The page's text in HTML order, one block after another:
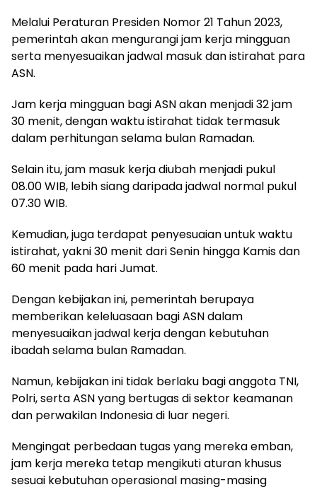
Melalui Peraturan Presiden Nomor 21 Tahun 2023,
pemerintah akan mengurangi jam kerja mingguan
serta menyesuaikan jadwal masuk dan istirahat para
ASN.
Jam kerja mingguan bagi ASN akan menjadi 32 jam
30 menit, dengan waktu istirahat tidak termasuk
dalam perhitungan selama bulan Ramadan.
Selain itu, jam masuk kerja diubah menjadi pukul
08.00 WIB, lebih siang daripada jadwal normal pukul
07.30 WIB.
Kemudian, juga terdapat penyesuaian untuk waktu
istirahat, yakni 30 menit dari Senin hingga Kamis dan
60 menit pada hari Jumat.
Dengan kebijakan ini, pemerintah berupaya
memberikan keleluasaan bagi ASN dalam
menyesuaikan jadwal kerja dengan kebutuhan
ibadah selama bulan Ramadan.
Namun, kebijakan ini tidak berlaku bagi anggota TNI,
Polri, serta ASN yang bertugas di sektor keamanan
dan perwakilan Indonesia di luar negeri.
Mengingat perbedaan tugas yang mereka emban,
jam kerja mereka tetap mengikuti aturan khusus
sesuai kebutuhan operasional masing-masing